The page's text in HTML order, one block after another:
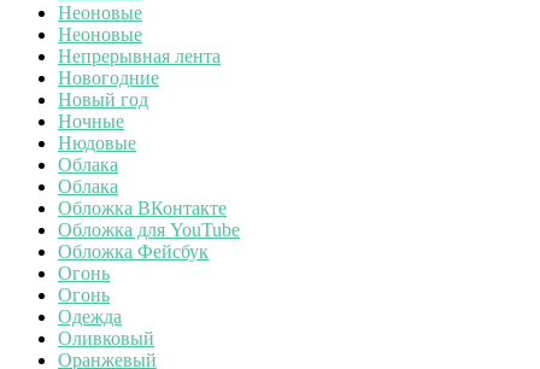
Неоновые
Неоновые
Непрерывная лента
Новогодние
Новый год
Ночные
Нюдовые
Облака
Облака
Обложка ВКонтакте
Обложка для YouTube
Обложка Фейсбук
Огонь
Огонь
Одежда
Оливковый
Оранжевый